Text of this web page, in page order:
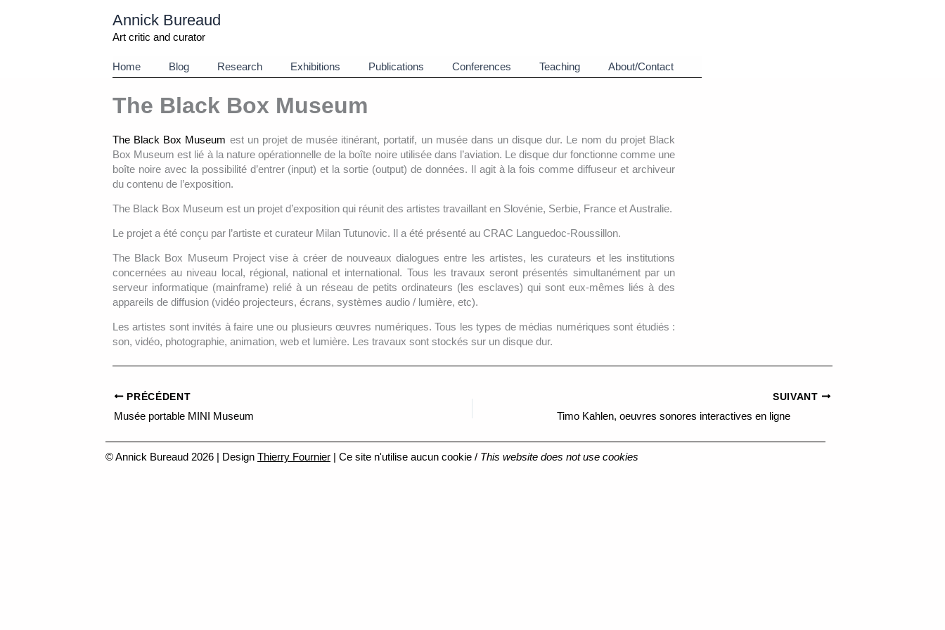
Annick Bureaud
Art critic and curator
Home Blog Research Exhibitions Publications Conferences Teaching About/Contact
The Black Box Museum
The Black Box Museum est un projet de musée itinérant, portatif, un musée dans un disque dur. Le nom du projet Black
Box Museum est lié à la nature opérationnelle de la boîte noire utilisée dans l’aviation. Le disque dur fonctionne comme une
boîte noire avec la possibilité d’entrer (input) et la sortie (output) de données. Il agit à la fois comme diffuseur et archiveur
du contenu de l’exposition.
The Black Box Museum est un projet d’exposition qui réunit des artistes travaillant en Slovénie, Serbie, France et Australie.
Le projet a été conçu par l’artiste et curateur Milan Tutunovic. Il a été présenté au CRAC Languedoc-Roussillon.
The Black Box Museum Project vise à créer de nouveaux dialogues entre les artistes, les curateurs et les institutions
concernées au niveau local, régional, national et international. Tous les travaux seront présentés simultanément par un
serveur informatique (mainframe) relié à un réseau de petits ordinateurs (les esclaves) qui sont eux-mêmes liés à des
appareils de diffusion (vidéo projecteurs, écrans, systèmes audio / lumière, etc).
Les artistes sont invités à faire une ou plusieurs œuvres numériques. Tous les types de médias numériques sont étudiés :
son, vidéo, photographie, animation, web et lumière. Les travaux sont stockés sur un disque dur.
PRÉCÉDENT
Musée portable MINI Museum
SUIVANT
Timo Kahlen, oeuvres sonores interactives en ligne
© Annick Bureaud 2026 | Design Thierry Fournier | Ce site n'utilise aucun cookie / This website does not use cookies